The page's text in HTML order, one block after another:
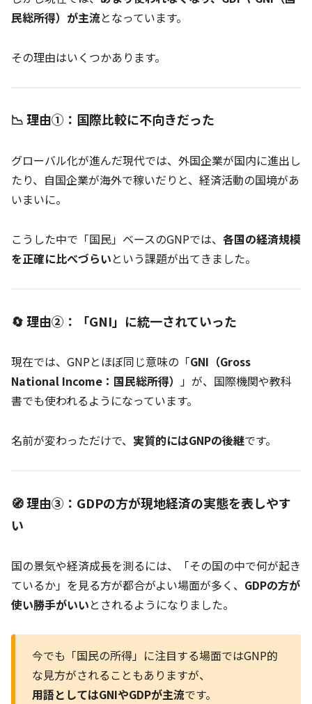
民総所得）が主流となっています。
その理由はいくつかあります。
📉 理由①：国際比較に不向きだった
グローバル化が進んだ現代では、外国企業が国内に進出し
たり、自国企業が海外で稼いだりと、経済活動の国境があ
いまいに。
こうした中で「国民」ベースのGNPでは、 各国の経済規模
を正確に比べづらいという課題が出てきました。
🔄 理由②：「GNI」に統一されていった
現在では、GNPとほぼ同じ意味の「GNI（Gross
National Income：国民総所得） 」が、国際機関や教科
書でも使われるようになっています。
名前が変わっただけで、 実質的にはGNPの後継です。
🧭 理由③：GDPの方が現地経済の実態を表しやす
い
国の景気や経済成長を測るには、「その国の中で何が起き
ているか」を見る方が都合がよい場面が多く、 GDPの方が
使い勝手がいいとされるようになりました。
今でも「国民の所得」に注目する場面ではGNP的
な見方がされることもありますが、
用語としてはGNIやGDPが主流です。